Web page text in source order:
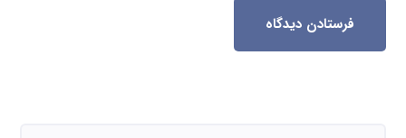
فرستادن دیدگاه